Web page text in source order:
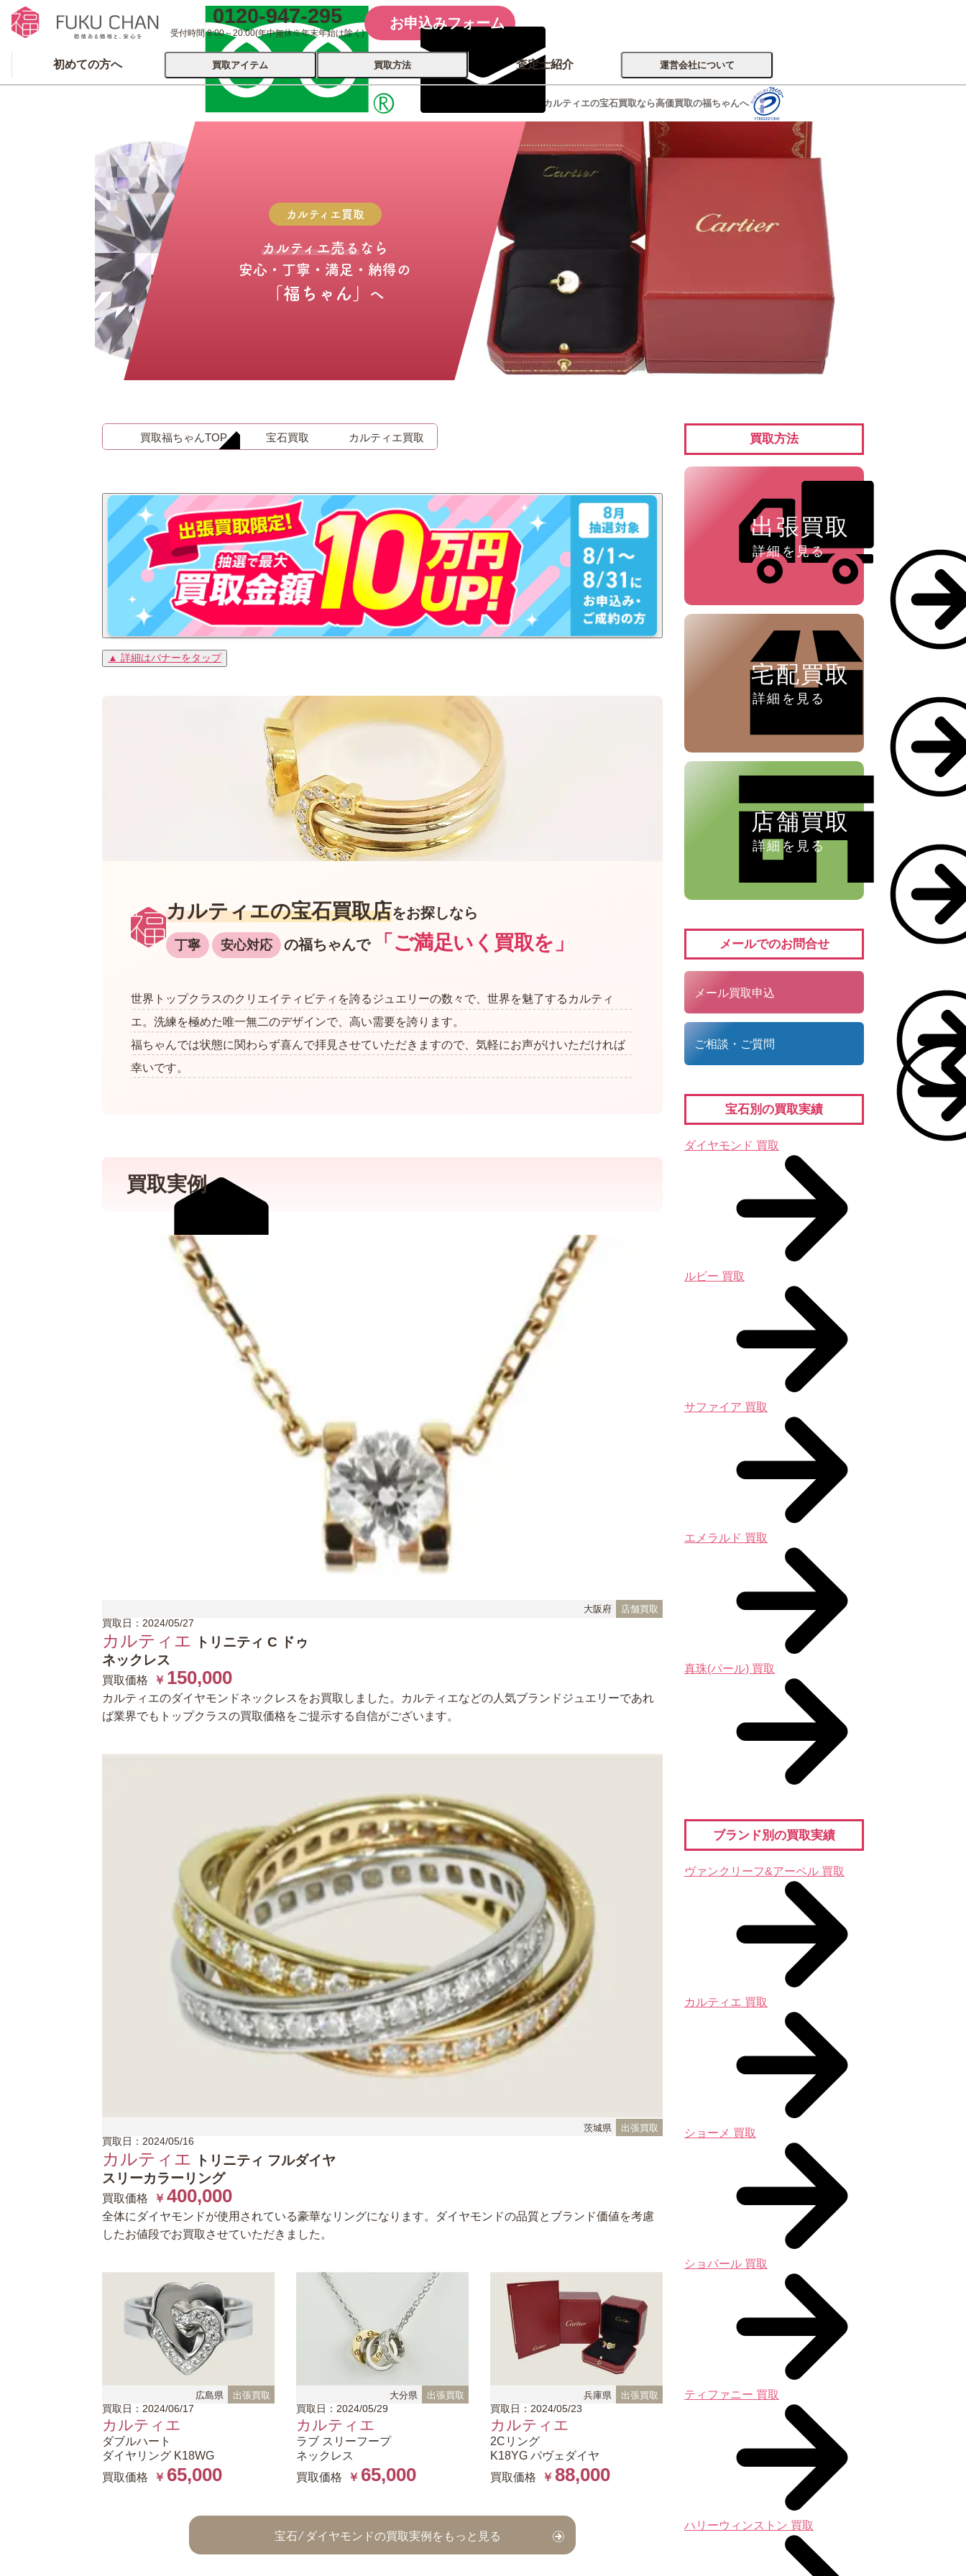
カルティエの宝石買取なら高価買取の福ちゃんへ
0120-947-295
受付時間 8:00～20:00(年中無休※年末年始は除く)
お申込みフォーム
初めての方へ 買取アイテム
食器
骨董品 お酒 時計 毛皮
ペン ⁄
買取方法 査定士紹介 運営会社について
会社概要 コーポレートサイトへ
カルティエ買取
カルティエ売る なら
安心・丁寧・満足・納得の
「福ちゃん」 へ
買取福ちゃんTOP 宝石買取 カルティエ買取
▲ 詳細はバナーをタップ
カルティエの宝石買取店をお探しなら
丁寧 安心対応 の福ちゃんで 「ご満足いく買取を」
世界トップクラスのクリエイティビティを誇るジュエリーの数々で、世界を魅了するカルティ
エ。洗練を極めた唯一無二のデザインで、高い需要を誇ります。
福ちゃんでは状態に関わらず喜んで拝見させていただきますので、気軽にお声がけいただければ
幸いです。
買取実例
大阪府
店舗買取
買取日：2024/05/27
カルティエ
トリニティ C ドゥ
ネックレス
買取価格 ￥ 150,000
カルティエのダイヤモンドネックレスをお買取しました。カルティエなどの人気ブランドジュエリーであれ
ば業界でもトップクラスの買取価格をご提示する自信がございます。
茨城県
出張買取
買取日：2024/05/16
カルティエ
トリニティ フルダイヤ
スリーカラーリング
買取価格 ￥ 400,000
全体にダイヤモンドが使用されている豪華なリングになります。ダイヤモンドの品質とブランド価値を考慮
したお値段でお買取させていただきました。
広島県
出張買取
買取日：2024/06/17
カルティエ
ダブルハート
ダイヤリング K18WG
買取価格
￥ 65,000
大分県
出張買取
買取日：2024/05/29
カルティエ
ラブ スリーフープ
ネックレス
買取価格
￥ 65,000
兵庫県
出張買取
買取日：2024/05/23
カルティエ
2Cリング
K18YG パヴェダイヤ
買取価格
￥ 88,000
宝石 ⁄ ダイヤモンドの買取実例をもっと見る
買取方法
出張買取
詳細を見る
宅配買取
詳細を見る
店舗買取
詳細を見る
メールでのお問合せ
メール買取申込
ご相談・ご質問
宝石別の買取実績
ダイヤモンド 買取
ルビー 買取
サファイア 買取
エメラルド 買取
真珠(パール) 買取
ブランド別の買取実績
ヴァンクリーフ&アーペル 買取
カルティエ 買取
ショーメ 買取
ショパール 買取
ティファニー 買取
ハリーウィンストン 買取